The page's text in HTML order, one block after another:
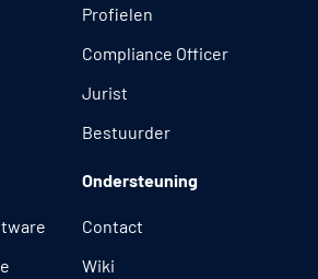
Profielen
Compliance Officer
Jurist
Bestuurder
Ondersteuning
Contact
Wiki